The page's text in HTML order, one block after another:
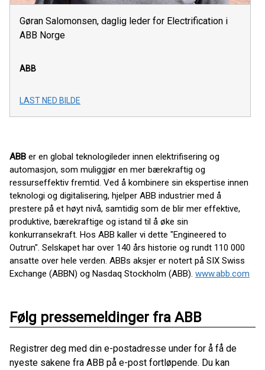
Gøran Salomonsen, daglig leder for Electrification i
ABB Norge
ABB
LAST NED BILDE
ABB er en global teknologileder innen elektrifisering og
automasjon, som muliggjør en mer bærekraftig og
ressurseffektiv fremtid. Ved å kombinere sin ekspertise innen
teknologi og digitalisering, hjelper ABB industrier med å
prestere på et høyt nivå, samtidig som de blir mer effektive,
produktive, bærekraftige og istand til å øke sin
konkurransekraft. Hos ABB kaller vi dette "Engineered to
Outrun". Selskapet har over 140 års historie og rundt 110 000
ansatte over hele verden. ABBs aksjer er notert på SIX Swiss
Exchange (ABBN) og Nasdaq Stockholm (ABB). www.abb.com
Følg pressemeldinger fra ABB
Registrer deg med din e-postadresse under for å få de
nyeste sakene fra ABB på e-post fortløpende. Du kan